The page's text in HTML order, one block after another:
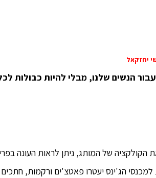
הנשים שלנו, מבלי להיות כבולות
הקולקציה של המותג, ניתן לראות העונה
הג'ינס יעטרו פאטצ'ים ורקמות, חתכים